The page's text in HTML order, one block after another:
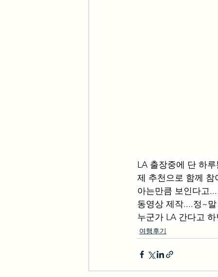
LA 출장중에 단 하
제 추천으로 함께
아는만큼 보인다고
동영상 제작....정~
누군가 LA 간다고
여행후기